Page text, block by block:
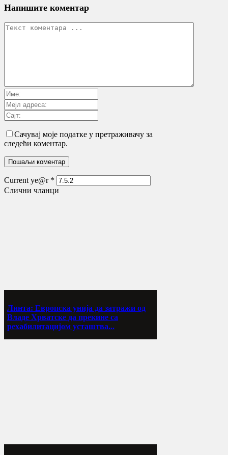
Напишите коментар
Сачувај моје податке у претраживачу за
следећи коментар.
Current ye@r *
Слични чланци
Линта: Европска унија да затражи од
Владе Хрватске да прекине са
рехабилитацијом усташтва...